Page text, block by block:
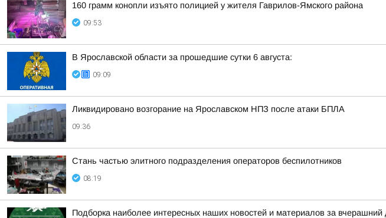
160 грамм конопли изъято полицией у жителя Гаврилов-Ямского района
09:53
В Ярославской области за прошедшие сутки 6 августа:
09:09
Ликвидировано возгорание на Ярославском НПЗ после атаки БПЛА
09:36
Стань частью элитного подразделения операторов беспилотников
08:19
Подборка наиболее интересных наших новостей и материалов за вчерашний